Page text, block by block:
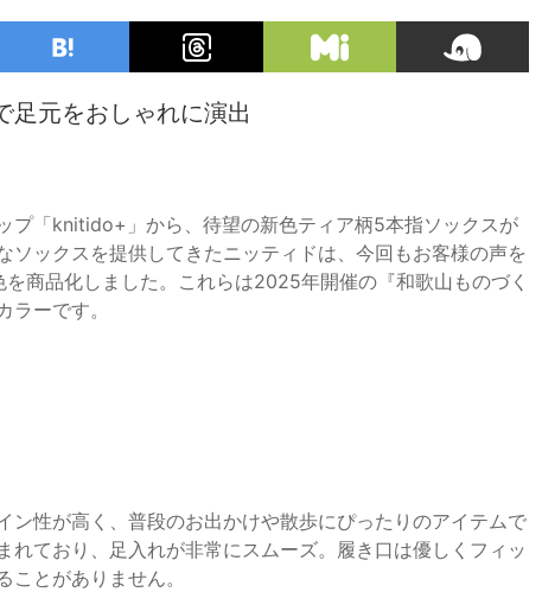
足元をおしゃれに演出
プ「knitido+」から、待望の新色ティア柄5本指ソックスが
ックスを提供してきたニッティドは、今回もお客様の声を
商品化しました。これらは2025年開催の『和歌山ものづく
ーです。
ン性が高く、普段のお出かけや散歩にぴったりのアイテムで
ており、足入れが非常にスムーズ。履き口は優しくフィッ
ことがありません。